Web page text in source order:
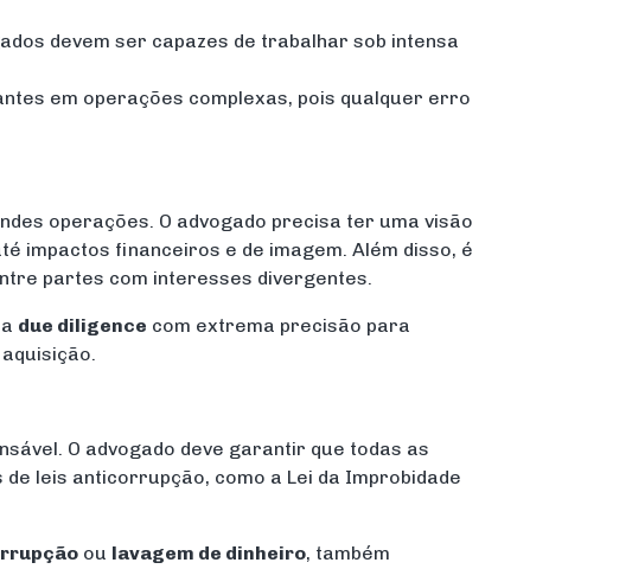
devem ser capazes de trabalhar sob intensa
em operações complexas, pois qualquer erro
operações. O advogado precisa ter uma visão
impactos financeiros e de imagem. Além disso, é
partes com interesses divergentes.
due diligence com extrema precisão para
O advogado deve garantir que todas as
leis anticorrupção, como a Lei da Improbidade
ou lavagem de dinheiro, também